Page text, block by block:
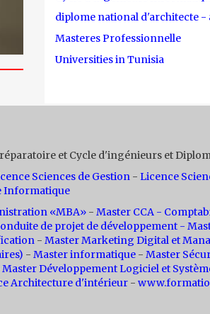
diplome national d'architecte
Masteres Professionnelle
Universities in Tunisia
et Cycle d'ingénieurs et
Sciences de Gestion - Licence
Informatique
«MBA» - Master CCA -
de projet de développement -
- Master Marketing Digital et
- Master informatique - Master
Master Développement Logiciel et
Architecture d'intérieur -